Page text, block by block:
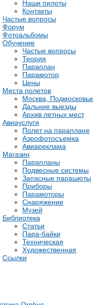
Наши пилоты
Контакты
Частые вопросы
Форум
Фотоальбомы
Обучение
Частые вопросы
Теория
Параплан
Парамотор
Цены
Места полетов
Москва, Подмосковье
Дальние выезды
Архив летных мест
Авиауслуги
Полет на параплане
Аэрофотосъемка
Авиареклама
Магазин
Парапланы
Подвесные системы
Запасные парашюты
Приборы
Парамоторы
Снаряжение
Музей
Библиотека
Статьи
Пара-байки
Техническая
Художественная
Ссылки